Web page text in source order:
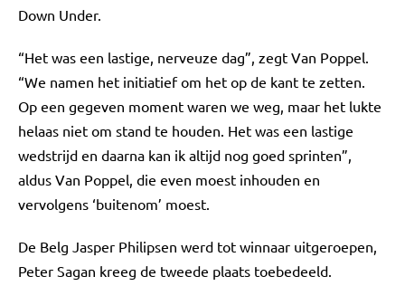
Down Under.
“Het was een lastige, nerveuze dag”, zegt Van Poppel.
“We namen het initiatief om het op de kant te zetten.
Op een gegeven moment waren we weg, maar het lukte
helaas niet om stand te houden. Het was een lastige
wedstrijd en daarna kan ik altijd nog goed sprinten”,
aldus Van Poppel, die even moest inhouden en
vervolgens ‘buitenom’ moest.
De Belg Jasper Philipsen werd tot winnaar uitgeroepen,
Peter Sagan kreeg de tweede plaats toebedeeld.